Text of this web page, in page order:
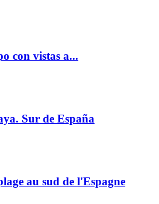
con vistas a...
Sur de España
au sud de l'Espagne